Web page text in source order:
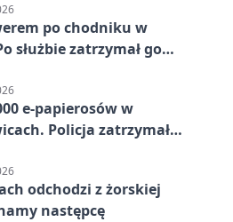
po chodniku w
służbie zatrzymał go
e-papierosów w
Policja zatrzymała
odchodzi z żorskiej
następcę